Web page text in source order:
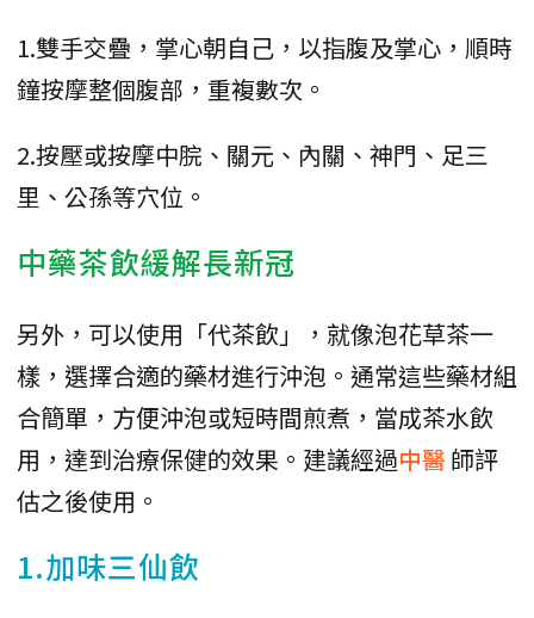
1.雙手交疊，掌心朝自己，以指腹及掌心，順時
鐘按摩整個腹部，重複數次。
2.按壓或按摩中脘、關元、內關、神門、足三
里、公孫等穴位。
中藥茶飲緩解長新冠
另外，可以使用「代茶飲」，就像泡花草茶一
樣，選擇合適的藥材進行沖泡。通常這些藥材組
合簡單，方便沖泡或短時間煎煮，當成茶水飲
用，達到治療保健的效果。建議經過中醫師評
估之後使用。
1.加味三仙飲